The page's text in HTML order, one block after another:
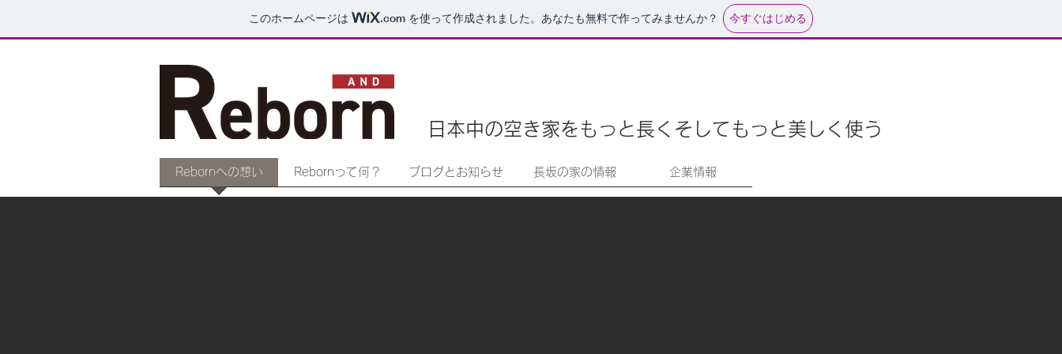
このホームページは .com を使って作成されました。あなたも無料で作ってみませんか？ 今すぐはじめる
日本中の空き家をもっと長く そしてもっと美しく使う
Rebornへの想い Rebornって何？ ブログとお知らせ 長坂の家の情報 企業情報